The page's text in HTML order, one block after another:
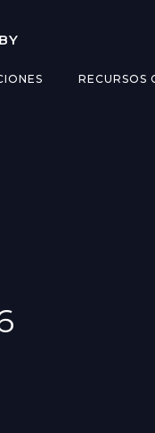
RECURSOS